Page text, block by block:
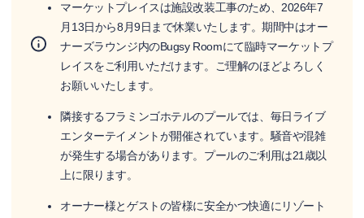
マーケットプレイスは施設改装工事のため、2026年7
月13日から8月9日まで休業いたします。期間中はオー
ナーズラウンジ内のBugsy Roomにて臨時マーケットプ
レイスをご利用いただけます。ご理解のほどよろしく
お願いいたします。
隣接するフラミンゴホテルのプールでは、毎日ライブ
エンターテイメントが開催されています。騒音や混雑
が発生する場合があります。プールのご利用は21歳以
上に限ります。
オーナー様とゲストの皆様に安全かつ快適にリゾート